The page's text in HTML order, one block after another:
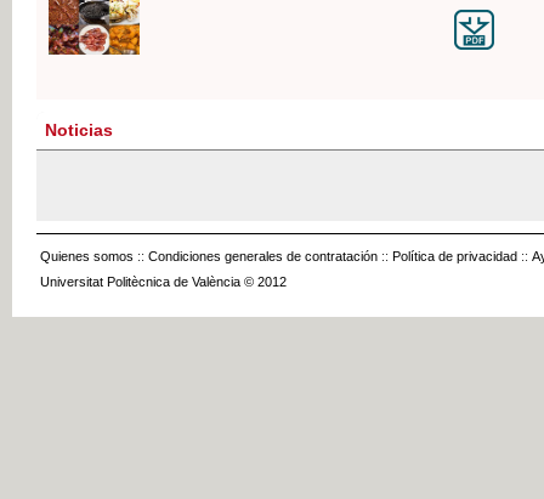
Noticias
Quienes somos :: Condiciones generales de contratación :: Política de privacidad ::
Universitat Politècnica de València © 2012